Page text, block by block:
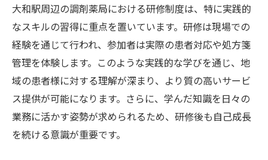
大和駅周辺の調剤薬局における研修制度は、特に実践的
なスキルの習得に重点を置いています。研修は現場での
経験を通じて行われ、参加者は実際の患者対応や処方箋
管理を体験します。このような実践的な学びを通じ、地
域の患者様に対する理解が深まり、より質の高いサービ
ス提供が可能になります。さらに、学んだ知識を日々の
業務に活かす姿勢が求められるため、研修後も自己成長
を続ける意識が重要です。